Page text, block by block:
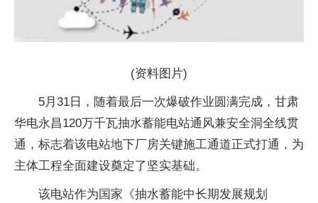
(资料图片)
5月31日，随着最后一次爆破作业圆满完成，甘肃
华电永昌120万千瓦抽水蓄能电站通风兼安全洞全线贯
通，标志着该电站地下厂房关键施工通道正式打通，为
主体工程全面建设奠定了坚实基础。
该电站作为国家《抽水蓄能中长期发展规划